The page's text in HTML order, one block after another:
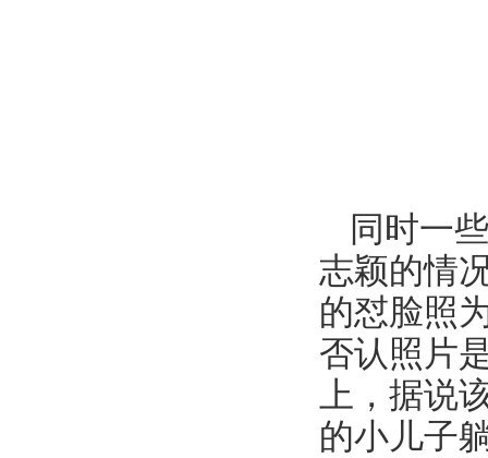
同时一
志颖的情
的怼脸照
否认照片
上，据说
的小儿子